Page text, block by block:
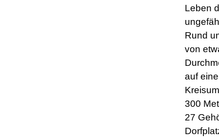
Leben
Rund
von
auf
300
27